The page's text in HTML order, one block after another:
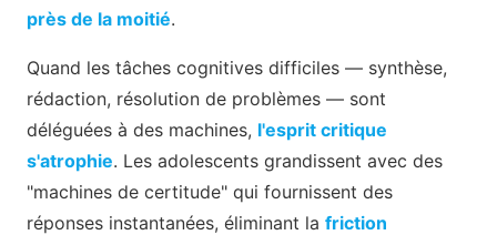
près de la moitié.
Quand les tâches cognitives difficiles — synthèse,
rédaction, résolution de problèmes — sont
déléguées à des machines, l'esprit critique
s'atrophie. Les adolescents grandissent avec des
"machines de certitude" qui fournissent des
réponses instantanées, éliminant la friction